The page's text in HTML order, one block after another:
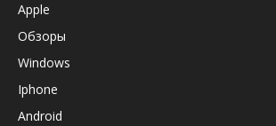
Apple
Обзоры
Windows
Iphone
Android